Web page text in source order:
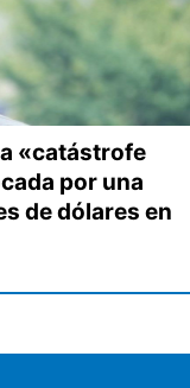
«catástrofe
por una
de dólares en